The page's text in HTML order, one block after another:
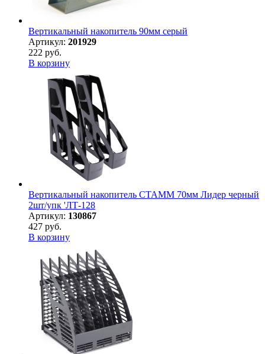
Вертикальный накопитель 90мм серый
Артикул: 201929
222 руб.
В корзину
Вертикальный накопитель СТАММ 70мм Лидер черный
2шт/упк 'ЛТ-128
Артикул: 130867
427 руб.
В корзину